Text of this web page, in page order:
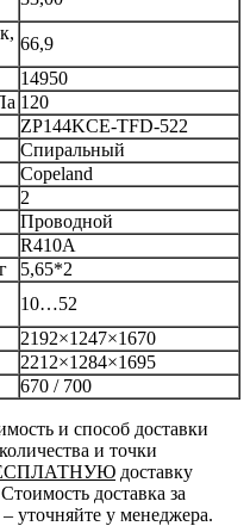
66,9
14950
120
ZP144KCE-TFD-522
Спиральный
Copeland
2
Проводной
R410A
5,65*2
10…52
2192×1247×1670
2212×1284×1695
670 / 700
и способ доставки
и точки
доставку
доставка за
у менеджера.